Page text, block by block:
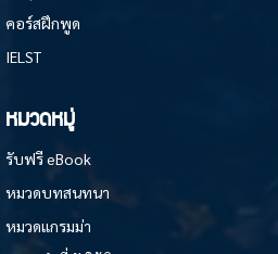
คอร์สฝึกพูด
IELST
หมวดหมู่
รับฟรี eBook
หมวดบทสนทนา
หมวดแกรมม่า